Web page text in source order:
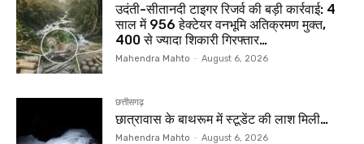
उदंती-सीतानदी टाइगर रिजर्व की बड़ी कार्रवाई: 4
साल में 956 हेक्टेयर वनभूमि अतिक्रमण मुक्त,
400 से ज्यादा शिकारी गिरफ्तार…
Mahendra Mahto - August 6, 2026
छत्तीसगढ़
छात्रावास के बाथरूम में स्टूडेंट की लाश मिली…
Mahendra Mahto - August 6, 2026